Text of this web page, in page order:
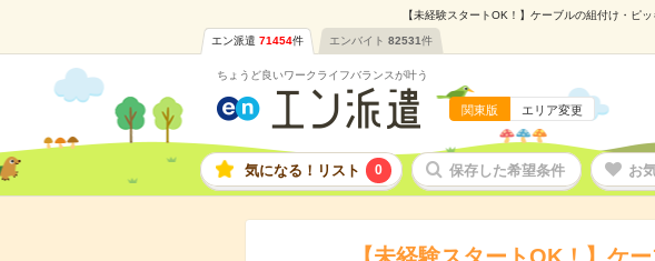
【未経験スタートOK！】ケーブルの組付け・ピ
エン派遣 71454件 エンバイト 82531件
ちょうど良いワークライフバランスが叶う
関東版 エリア変更
気になる！リスト 0 保存した希望条件 お